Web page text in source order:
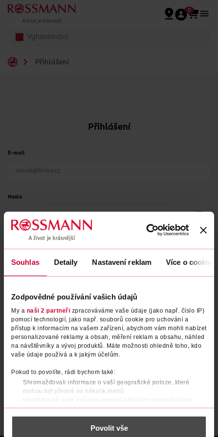
Souhlas Detaily Nastavení reklam Více o cookies
Zodpovědné používání vašich údajů
My a naši 2 partneři zpracováváme vaše údaje (jako např. číslo IP)
pomocí technologií, jako např. souborů cookie pro uchování a
přístup k informacím na vašem zařízení, abychom vám mohli nabízet
personalizované reklamy a obsah, měření reklam a obsahu, náhled
na návštěvníky a vývoj produktů. Máte možnosti ohledně toho, kdo
vaše údaje používá a k jakým účelům.
Pokud to povolíte, rádi bychom také:
Shromažďovali informace o vaší geografické poloze, které
mohou být přesné na několik metrů
Identifikovali vaše zařízení pomocí aktivního skenování pro
konkrétní charakteristiky (otisk prstu)
Zjistěte více o tom, jak zpracováváme vaše osobní údaje, a nastavte
části s podrobnostmi . Svůj souhlas můžete kdykoliv
Povolit vše
Přeskočit na hlavmní obsah
0
Přihlášení
Přihlášení
E-mail
Heslo
Zapomenuté heslo
PŘIHLÁSIT SE
Po registraci se stáváte členem ROSSMANN CLUBu a můžete čerpat výhody naplno. Zjistit více